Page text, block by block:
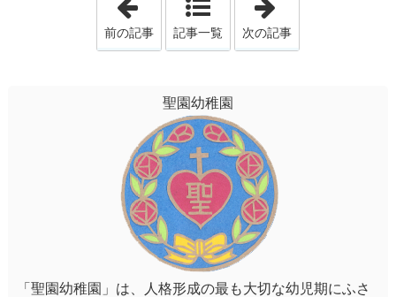
前の記事 記事一覧 次の記事
聖園幼稚園
「聖園幼稚園」は、人格形成の最も大切な幼児期にふさ